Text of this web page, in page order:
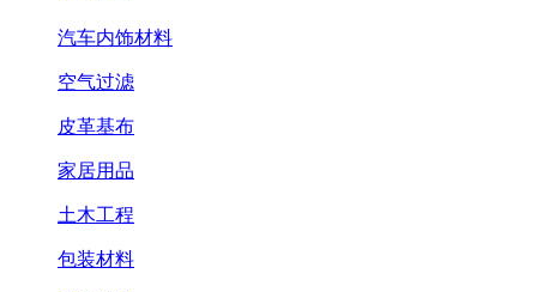
汽车内饰材料
空气过滤
皮革基布
家居用品
土木工程
包装材料